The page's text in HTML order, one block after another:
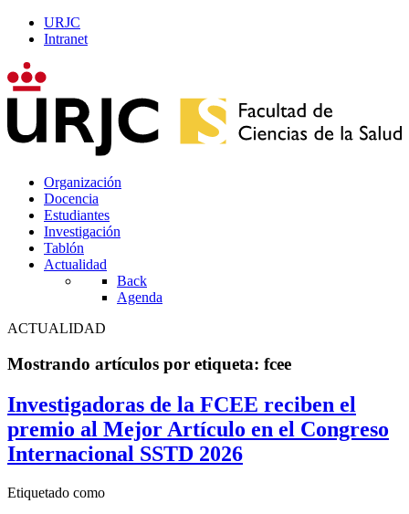
URJC
Intranet
Organización
Docencia
Estudiantes
Investigación
Tablón
Actualidad
Back
Agenda
ACTUALIDAD
Mostrando artículos por etiqueta: fcee
Investigadoras de la FCEE reciben el
premio al Mejor Artículo en el Congreso
Internacional SSTD 2026
Etiquetado como